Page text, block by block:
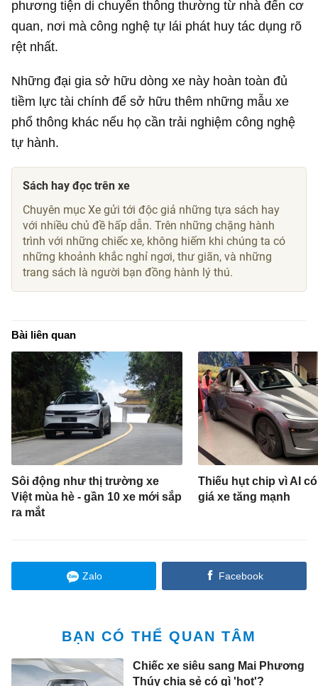
phương tiện di chuyển thông thường từ nhà đến cơ
quan, nơi mà công nghệ tự lái phát huy tác dụng rõ
rệt nhất.
Những đại gia sở hữu dòng xe này hoàn toàn đủ
tiềm lực tài chính để sở hữu thêm những mẫu xe
phổ thông khác nếu họ cần trải nghiệm công nghệ
tự hành.
Sách hay đọc trên xe
Chuyên mục Xe gửi tới độc giả những tựa sách hay
với nhiều chủ đề hấp dẫn. Trên những chặng hành
trình với những chiếc xe, không hiếm khi chúng ta có
những khoảnh khắc nghỉ ngơi, thư giãn, và những
trang sách là người bạn đồng hành lý thú.
Bài liên quan
Sôi động như thị trường xe
Việt mùa hè - gần 10 xe mới sắp
ra mắt
Thiếu hụt chip vì AI
giá xe tăng mạnh
Zalo Facebook
BẠN CÓ THỂ QUAN TÂM
Chiếc xe siêu sang Mai Phương
Thúy chia sẻ có gì 'hot'?